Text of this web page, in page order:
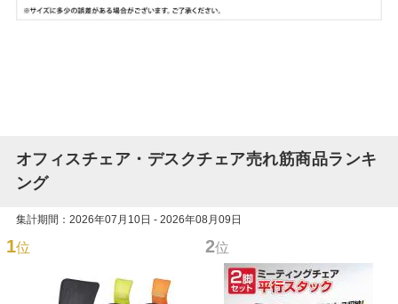
オフィスチェア・デスクチェア売れ筋商品ランキ
ング
集計期間：2026年07月10日 - 2026年08月09日
1位 2位